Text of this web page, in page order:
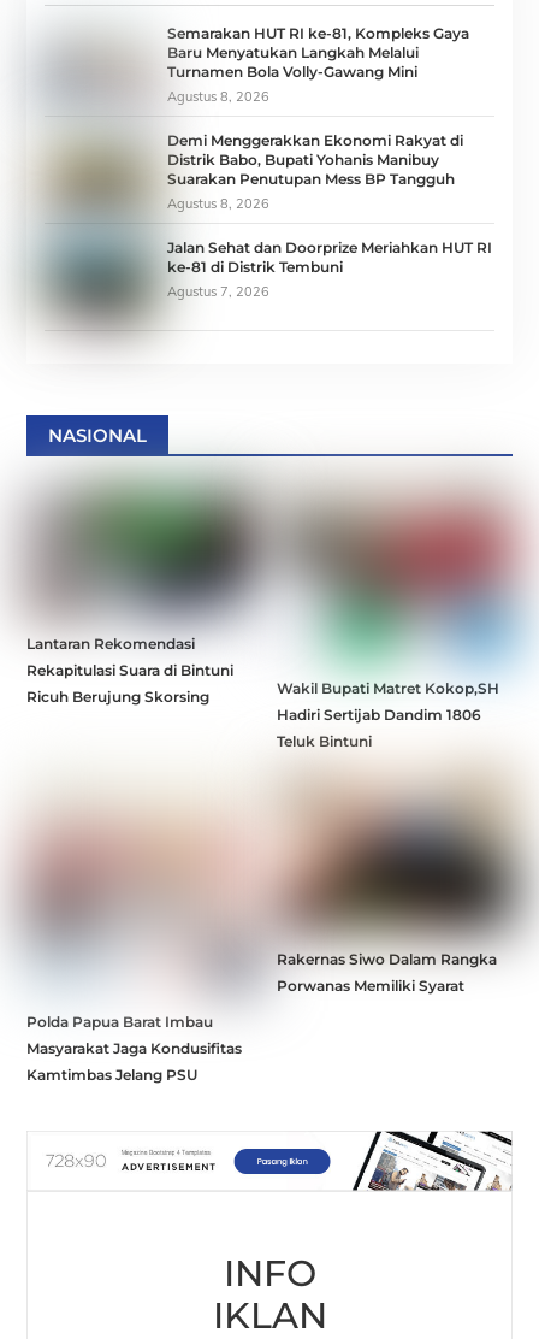
Semarakan HUT RI ke-81, Kompleks Gaya
Baru Menyatukan Langkah Melalui
Turnamen Bola Volly-Gawang Mini
Agustus 8, 2026
Demi Menggerakkan Ekonomi Rakyat di
Distrik Babo, Bupati Yohanis Manibuy
Suarakan Penutupan Mess BP Tangguh
Agustus 8, 2026
Jalan Sehat dan Doorprize Meriahkan HUT RI
ke-81 di Distrik Tembuni
Agustus 7, 2026
NASIONAL
Lantaran Rekomendasi
Rekapitulasi Suara di Bintuni
Ricuh Berujung Skorsing
Wakil Bupati Matret Kokop,SH
Hadiri Sertijab Dandim 1806
Teluk Bintuni
Polda Papua Barat Imbau
Masyarakat Jaga Kondusifitas
Kamtimbas Jelang PSU
Rakernas Siwo Dalam Rangka
Porwanas Memiliki Syarat
INFO
IKLAN